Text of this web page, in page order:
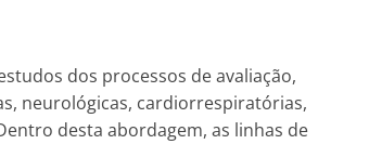
dos processos de avaliação,
neurológicas, cardiorrespiratórias,
desta abordagem, as linhas de